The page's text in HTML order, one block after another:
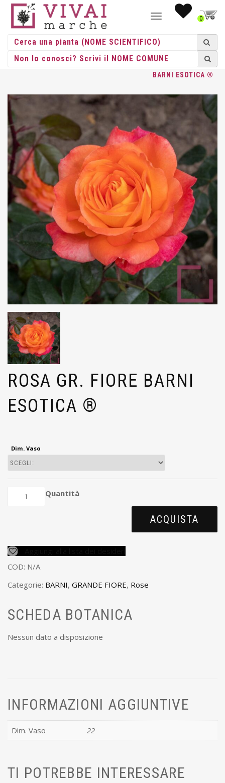
NAVIGAZIONE0
HOME/ROSE/ GRANDE FIORE/BARNI / ROSA GR. FIORE
BARNI ESOTICA ®
ROSA GR. FIORE BARNI
ESOTICA ®
Dim. Vaso
Quantità
ACQUISTA
COD: N/A
Categorie: BARNI, GRANDE FIORE, Rose
SCHEDA BOTANICA
Nessun dato a disposizione
INFORMAZIONI AGGIUNTIVE
Dim. Vaso 22
TI POTREBBE INTERESSARE